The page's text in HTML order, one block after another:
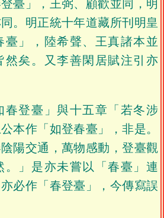
臺」，王弼、顧歡並同，明
。明正統十年道藏所刊明皇
臺」，陸希聲、王真諸本並
然矣。又李善閑居賦注引亦
春登臺」與十五章「若冬涉
本作「如登春臺」，非是。
陽交通，萬物感動，登臺觀
。」是亦未嘗以「春臺」連
必作「春登臺」，今傳寫誤